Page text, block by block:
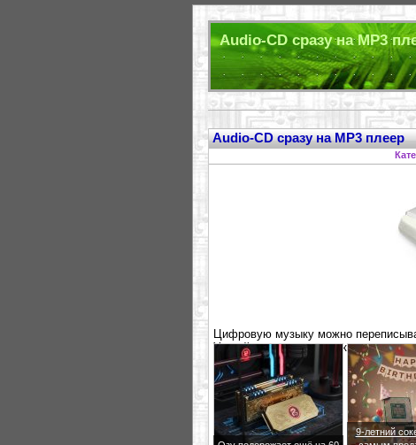
Audio-CD сразу на MP3
Audio-CD сразу на MP3 плеер
Цифровую музыку можно
Устройство отличается
аккумулятора.
9-летний